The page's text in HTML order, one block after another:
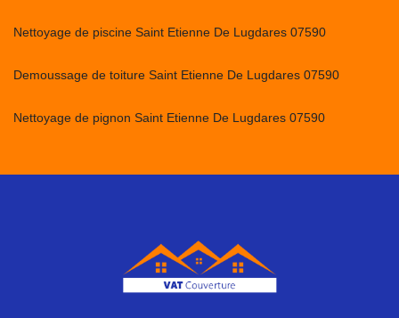
Nettoyage de piscine Saint Etienne De Lugdares 07590
Demoussage de toiture Saint Etienne De Lugdares 07590
Nettoyage de pignon Saint Etienne De Lugdares 07590